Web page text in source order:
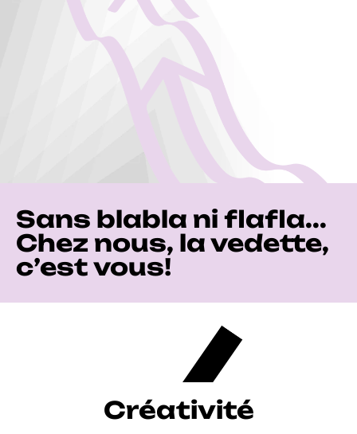
Sans blabla ni flafla...
Chez nous, la vedette,
c’est vous!
Créativité